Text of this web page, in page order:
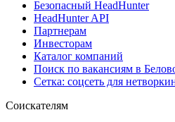
Безопасный HeadHunter
HeadHunter API
Партнерам
Инвесторам
Каталог компаний
Поиск по вакансиям в
Сетка: соцсеть для
Соискателям